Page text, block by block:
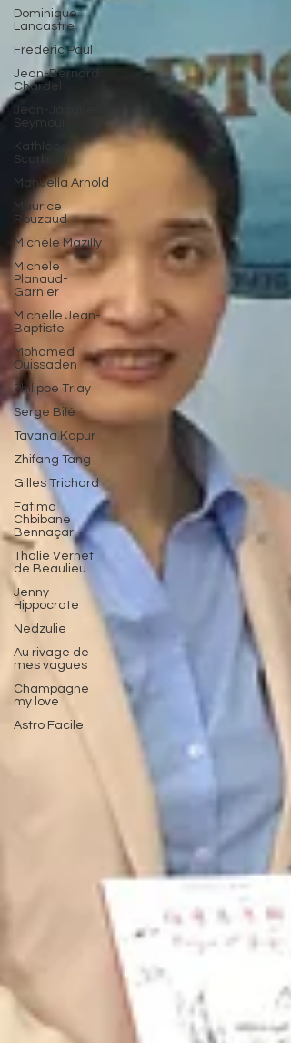
Dominique
Lancastre
Frédéric Paul
Jean-Bernard
Chardel
Jean-Jacques
Seymour
Kathleen
Scarboro
Manuella Arnold
Maurice
Rouzaud
Michèle Mazilly
Michèle
Planaud-
Garnier
Michelle Jean-
Baptiste
Mohamed
Ouissaden
Philippe Triay
Serge Bilé
Tavana Kapur
Zhifang Tang
Gilles Trichard
Fatima
Chbibane
Bennaçar
Thalie Vernet
de Beaulieu
Jenny
Hippocrate
Nedzulie
Au rivage de
mes vagues
Champagne
my love
Astro Facile